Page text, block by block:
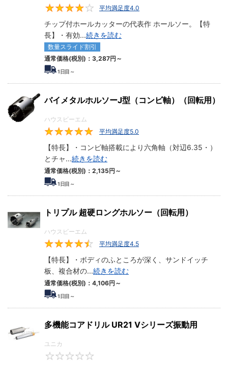
に取り付けて、穴をあけるためのカッターです。クリンキーカッ
り出します。このため鋼板やステンレス、アルミなどの板に、ド
リルであける穴より大きめな貫通穴を、効率よくあけることが可
平均満足度4.0
チップ付ホールカッターの代表作 ホールソー。【特
長】・有効...続きを読む
数量スライド割引
通常価格(税別)： 3,287円 ～
1日目～
バイメタルホルソーJ型（コンビ軸）（回転用）
ハウスビーエム
平均満足度5.0
【特長】・コンビ軸搭載により六角軸（対辺6.35・）
とチャ...続きを読む
通常価格(税別)： 2,135円 ～
1日目～
トリプル 超硬ロングホルソー（回転用）
ハウスビーエム
平均満足度4.5
【特長】・ボディのふところが深く、サンドイッチ
板、複合材の...続きを読む
通常価格(税別)： 4,106円 ～
1日目～
多機能コアドリル UR21 Vシリーズ振動用
ユニカ